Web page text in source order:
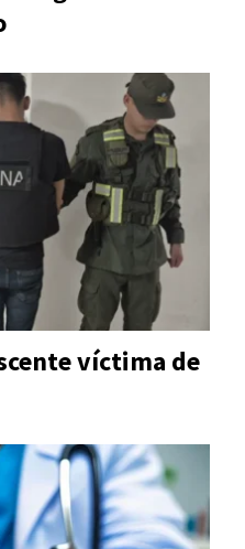
víctima de